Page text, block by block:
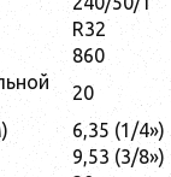
R32
860
20
6,35 (1/4»)
9,53 (3/8»)